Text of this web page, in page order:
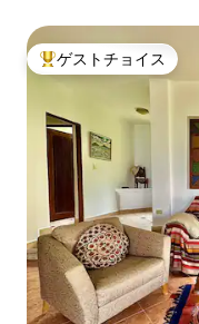
大好評のゲストチョ
ゲストチョイス